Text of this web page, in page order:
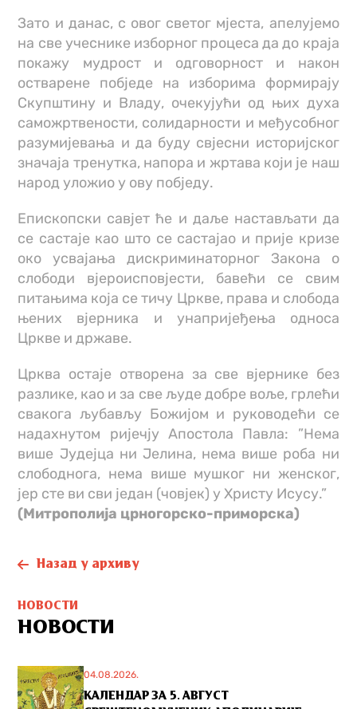
Зато и данас, с овог светог мјеста, апелујемо
на све учеснике изборног процеса да до краја
покажу мудрост и одговорност и након
остварене побједе на изборима формирају
Скупштину и Владу, очекујући од њих духа
саможртвености, солидарности и међусобног
разумијевања и да буду свјесни историјског
значаја тренутка, напора и жртава који је наш
народ уложио у ову побједу.
Епископски савјет ће и даље настављати да
се састаје као што се састајао и прије кризе
око усвајања дискриминаторног Закона о
слободи вјероисповјести, бавећи се свим
питањима која се тичу Цркве, права и слобода
њених вјерника и унапријеђења односа
Цркве и државе.
Црква остаје отворена за све вјернике без
разлике, као и за све људе добре воље, грлећи
свакога љубављу Божијом и руководећи се
надахнутом ријечју Апостола Павла: ”Нема
више Јудејца ни Јелина, нема више роба ни
слободнога, нема више мушког ни женског,
јер сте ви сви један (човјек) у Христу Исусу.”
(Митрополија црногорско-приморска)
Назад у архиву
НОВОСТИ
НОВОСТИ
04.08.2026.
КАЛЕНДАР ЗА 5. АВГУСТ